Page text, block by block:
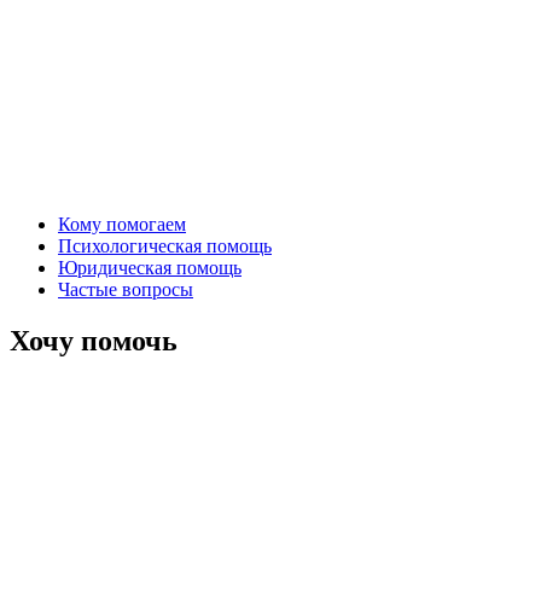
Кому помогаем
Психологическая помощь
Юридическая помощь
Частые вопросы
Хочу помочь